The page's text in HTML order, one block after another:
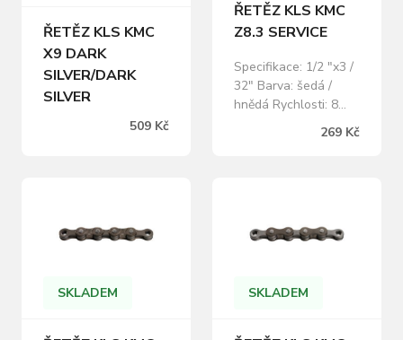
ŘETĚZ KLS KMC
X9 DARK
SILVER/DARK
SILVER
509 Kč
ŘETĚZ KLS KMC
Z8.3 SERVICE
Specifikace: 1/2 "x3 /
32" Barva: šedá /
hnědá Rychlosti: 8
Články: 116 Včetně
269 Kč
SKLADEM SKLADEM